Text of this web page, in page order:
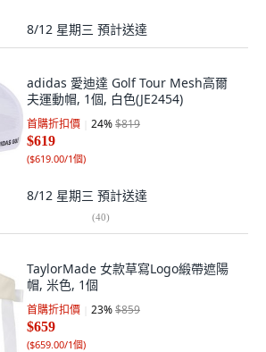
8/12 星期三 預計送達
adidas 愛迪達 Golf Tour Mesh高爾
夫運動帽, 1個, 白色(JE2454)
首購折扣價 24%$819
$619
($619.00/1個)
8/12 星期三 預計送達
(40)
TaylorMade 女款草寫Logo緞帶遮陽
帽, 米色, 1個
首購折扣價 23%$859
$659
($659.00/1個)